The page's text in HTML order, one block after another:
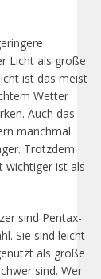
Licht als große
ist das meist
Wetter
Auch das
manchmal
Trotzdem
wichtiger ist als
sind Pentax-
Sie sind leicht
als große
sind. Wer